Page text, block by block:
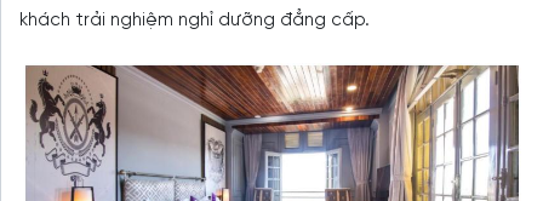
khách trải nghiệm nghỉ dưỡng đẳng cấp.